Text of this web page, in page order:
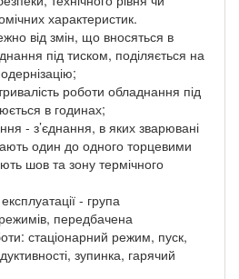
характеристик.
від змін, що вносяться в
під тиском, поділяється на
роботи обладнання під
в годинах;
- з’єднання, в яких зварювані
один до одного торцевими
шов та зону термічного
- група
передбачена
стаціонарний режим, пуск,
зупинка, гарячий